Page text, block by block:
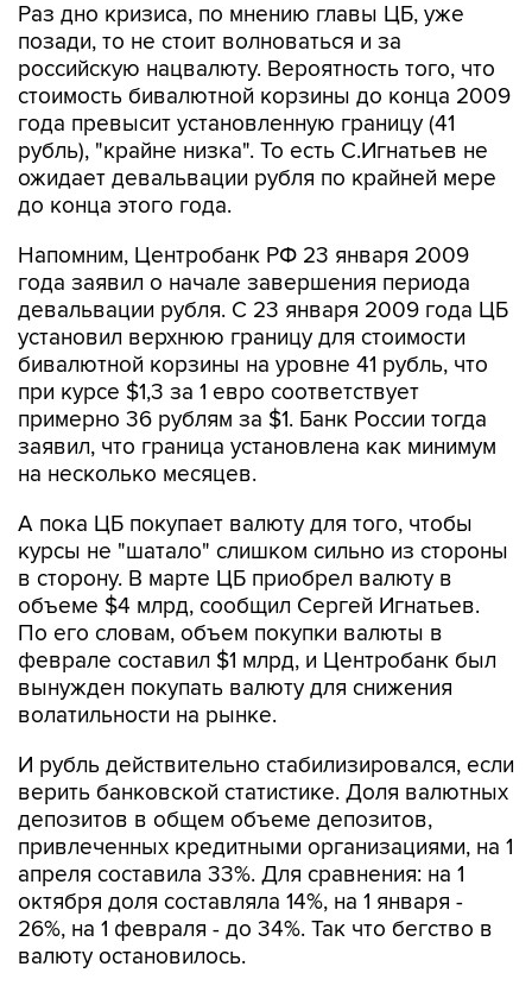
Раз дно кризиса, по мнению главы ЦБ, уже
позади, то не стоит волноваться и за
российскую нацвалюту. Вероятность того, что
стоимость бивалютной корзины до конца 2009
года превысит установленную границу (41
рубль), "крайне низка". То есть С.Игнатьев не
ожидает девальвации рубля по крайней мере
до конца этого года.
Напомним, Центробанк РФ 23 января 2009
года заявил о начале завершения периода
девальвации рубля. С 23 января 2009 года ЦБ
установил верхнюю границу для стоимости
бивалютной корзины на уровне 41 рубль, что
при курсе $1,3 за 1 евро соответствует
примерно 36 рублям за $1. Банк России тогда
заявил, что граница установлена как минимум
на несколько месяцев.
А пока ЦБ покупает валюту для того, чтобы
курсы не "шатало" слишком сильно из стороны
в сторону. В марте ЦБ приобрел валюту в
объеме $4 млрд, сообщил Сергей Игнатьев.
По его словам, объем покупки валюты в
феврале составил $1 млрд, и Центробанк был
вынужден покупать валюту для снижения
волатильности на рынке.
И рубль действительно стабилизировался, если
верить банковской статистике. Доля валютных
депозитов в общем объеме депозитов,
привлеченных кредитными организациями, на 1
апреля составила 33%. Для сравнения: на 1
октября доля составляла 14%, на 1 января -
26%, на 1 февраля - до 34%. Так что бегство в
валюту остановилось.